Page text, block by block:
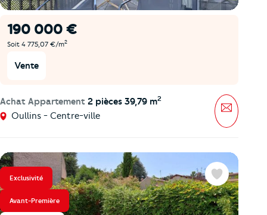
190 000 €
Soit 4 775,07 €/m2
Vente
Achat Appartement 2 pièces 39,79 m2
Oullins - Centre-ville
Message
Exclusivité
Avant-Première
Favoris